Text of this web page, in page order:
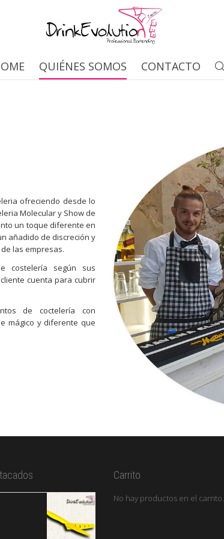
QUIÉNES SOMOS CONTACTO
ofreciendo desde lo
Molecular y Show de
un toque diferente en
añadido de discreción y
las empresas.
costelería según sus
cuenta para cubrir
de coctelería con
mágico y diferente que
Carrito
No hay productos en el carrito.